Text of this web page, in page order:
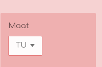
Maat